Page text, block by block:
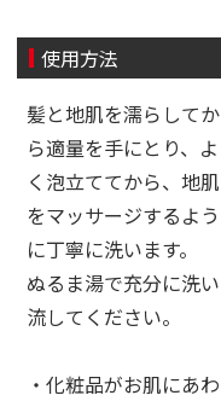
使用方法
髪と地肌を濡らしてか
ら適量を手にとり、よ
く泡立ててから、地肌
をマッサージするよう
に丁寧に洗います。
ぬるま湯で充分に洗い
流してください。
・化粧品がお肌にあわ